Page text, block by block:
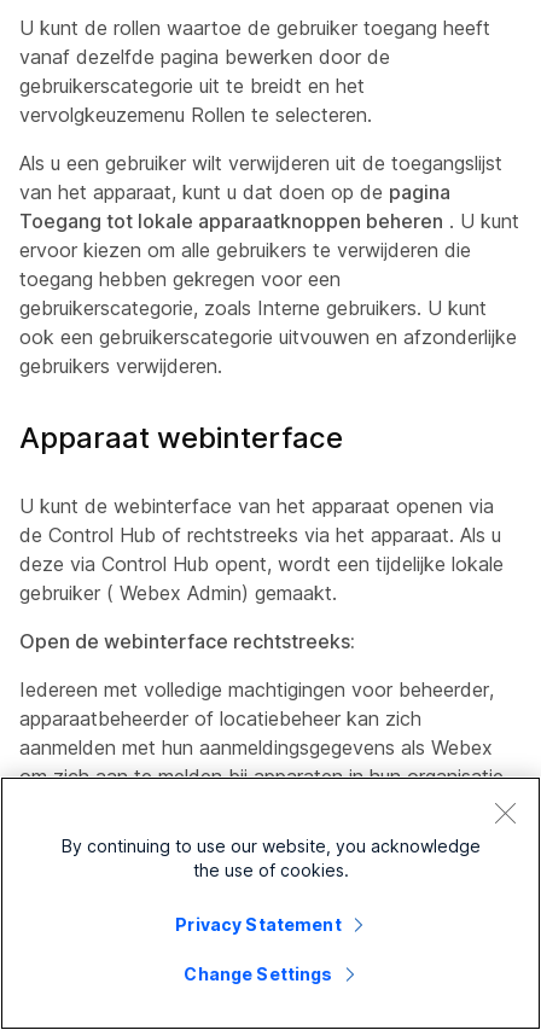
U kunt de rollen waartoe de gebruiker toegang heeft
vanaf dezelfde pagina bewerken door de
gebruikerscategorie uit te breidt en het
vervolgkeuzemenu Rollen te selecteren.
Als u een gebruiker wilt verwijderen uit de toegangslijst
van het apparaat, kunt u dat doen op de pagina
Toegang tot lokale apparaatknoppen beheren . U kunt
ervoor kiezen om alle gebruikers te verwijderen die
toegang hebben gekregen voor een
gebruikerscategorie, zoals Interne gebruikers. U kunt
ook een gebruikerscategorie uitvouwen en afzonderlijke
gebruikers verwijderen.
Apparaat webinterface
U kunt de webinterface van het apparaat openen via
de Control Hub of rechtstreeks via het apparaat. Als u
deze via Control Hub opent, wordt een tijdelijke lokale
gebruiker ( Webex Admin) gemaakt.
Open de webinterface rechtstreeks:
Iedereen met volledige machtigingen voor beheerder,
apparaatbeheerder of locatiebeheer kan zich
aanmelden met hun aanmeldingsgegevens als Webex
om zich aan te melden bij apparaten in hun organisatie
Als u toegang hebt gekregen tot het specifieke
apparaat, als locatiebeheerder of een andere
gebruikersrol, kunt u de referenties als Webex gebruiken
om u aan te melden op de aanmeldingspagina van de
apparaatwebinterface. Uw toegangsniveau hangt af
By continuing to use our website, you acknowledge
the use of cookies.
Privacy Statement
Change Settings